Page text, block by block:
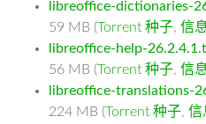
libreoffice-dictionaries-
59 MB (Torrent 种子, 信
libreoffice-help-
56 MB (Torrent 种子, 信
libreoffice-translations-
224 MB (Torrent 种子, 信